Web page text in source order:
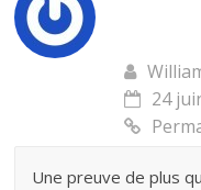
24
Une preuve de plus